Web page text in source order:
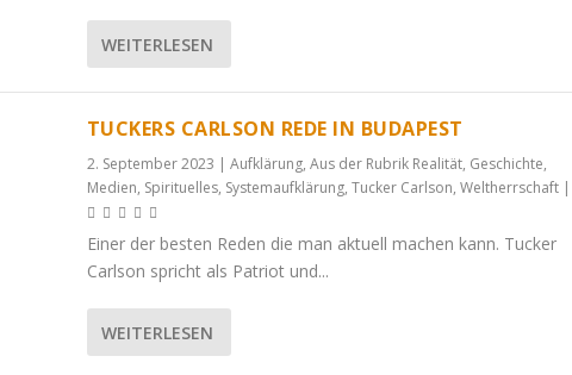
WEITERLESEN
TUCKERS CARLSON REDE IN BUDAPEST
2. September 2023 | Aufklärung, Aus der Rubrik Realität, Geschichte,
Medien, Spirituelles, Systemaufklärung, Tucker Carlson, Weltherrschaft|
Einer der besten Reden die man aktuell machen kann. Tucker
Carlson spricht als Patriot und...
WEITERLESEN